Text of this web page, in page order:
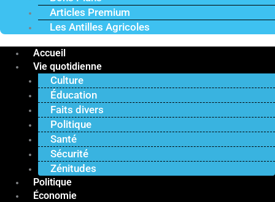
Articles Premium
Les Antilles Agricoles
Accueil
Vie quotidienne
Culture
Éducation
Faits divers
Politique
Santé
Sécurité
Zénitudes
Politique
Économie